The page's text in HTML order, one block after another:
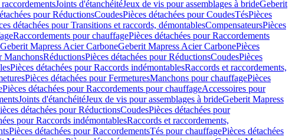
Joints d'étanchéitéJeux de vis pour assemblages à brideGeberit
pour RéductionsCoudesPièces détachées pour CoudesTésPièces
détachées pour Transitions et raccords, démontablesCompensateursPièces
Raccordements pour chauffagePièces détachées pour Raccordements
Geberit Mapress Acier CarboneGeberit Mapress Acier CarbonePièces
ManchonsRéductionsPièces détachées pour RéductionsCoudesPièces
Pièces détachées pour Raccords indémontablesRaccords et raccordements,
Pièces détachées pour FermeturesManchons pour chauffagePièces
Pièces détachées pour Raccordements pour chauffageAccessoires pour
Joints d'étanchéitéJeux de vis pour assemblages à brideGeberit Mapress
détachées pour RéductionsCoudesPièces détachées pour
pour Raccords indémontablesRaccords et raccordements,
Pièces détachées pour RaccordementsTés pour chauffagePièces détachées